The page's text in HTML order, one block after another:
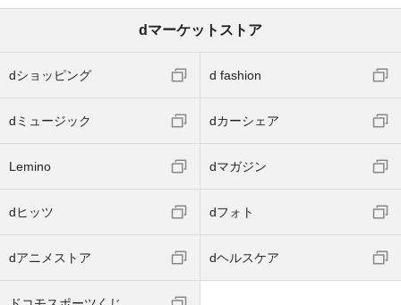
dマーケットストア
dショッピング d fashion
dミュージック dカーシェア
Lemino dマガジン
dヒッツ dフォト
dアニメストア dヘルスケア